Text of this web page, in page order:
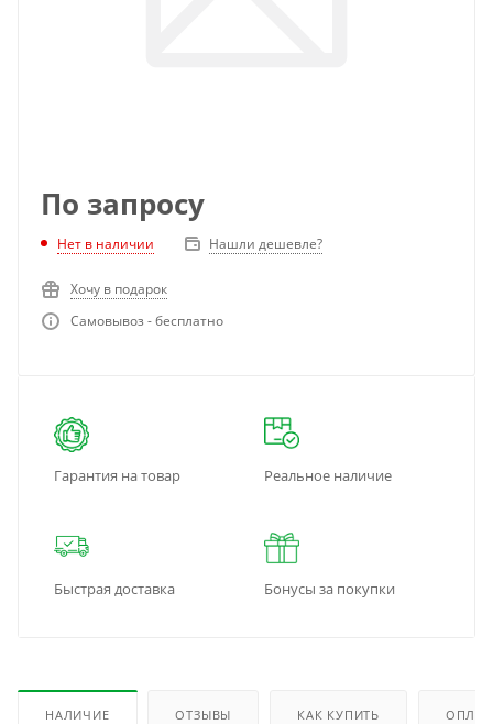
По запросу
Нет в наличии Нашли дешевле?
Хочу в подарок
Самовывоз - бесплатно
Гарантия на товар Реальное наличие
Быстрая доставка Бонусы за покупки
НАЛИЧИЕ ОТЗЫВЫ КАК КУПИТЬ